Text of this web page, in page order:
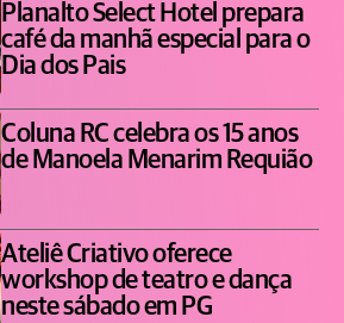
Planalto Select Hotel prepara
café da manhã especial para o
Dia dos Pais
Coluna RC celebra os 15 anos
de Manoela Menarim Requião
Ateliê Criativo oferece
workshop de teatro e dança
neste sábado em PG